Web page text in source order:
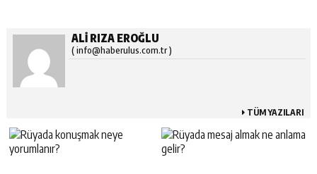
ALI RIZA EROĞLU
( info@haberulus.com.tr )
TÜM YAZILARI